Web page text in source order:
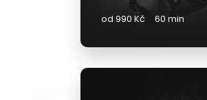
od 990 Kč 60 min